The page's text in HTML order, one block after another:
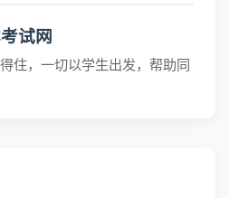
试网
住，一切以学生出发，帮助同